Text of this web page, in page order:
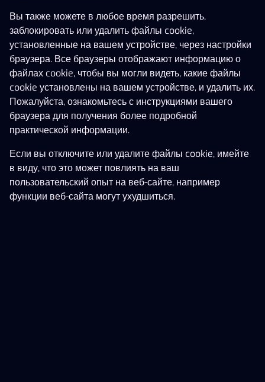
Показать больше
Вы также можете в любое время разрешить,
заблокировать или удалить файлы cookie,
установленные на вашем устройстве, через настройки
браузера. Все браузеры отображают информацию о
файлах cookie, чтобы вы могли видеть, какие файлы
cookie установлены на вашем устройстве, и удалить их.
Пожалуйста, ознакомьтесь с инструкциями вашего
браузера для получения более подробной
практической информации.
Если вы отключите или удалите файлы cookie, имейте
в виду, что это может повлиять на ваш
пользовательский опыт на веб-сайте, например
функции веб-сайта могут ухудшиться.